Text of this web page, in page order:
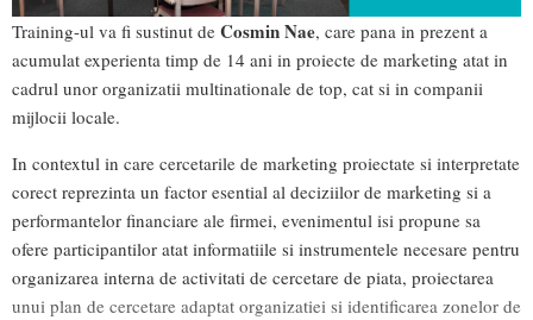
Training-ul va fi sustinut de Cosmin Nae, care pana in prezent a
acumulat experienta timp de 14 ani in proiecte de marketing atat in
cadrul unor organizatii multinationale de top, cat si in companii
mijlocii locale.
In contextul in care cercetarile de marketing proiectate si interpretate
corect reprezinta un factor esential al deciziilor de marketing si a
performantelor financiare ale firmei, evenimentul isi propune sa
ofere participantilor atat informatiile si instrumentele necesare pentru
organizarea interna de activitati de cercetare de piata, proiectarea
unui plan de cercetare adaptat organizatiei si identificarea zonelor de